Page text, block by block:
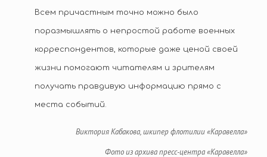
Всем причастным точно можно было
поразмышлять о непростой работе военных
корреспондентов, которые даже ценой своей
жизни помогают читателям и зрителям
получать правдивую информацию прямо с
места событий.
Виктория Кабакова, шкипер флотилии «Каравелла»
Фото из архива пресс-центра «Каравелла»